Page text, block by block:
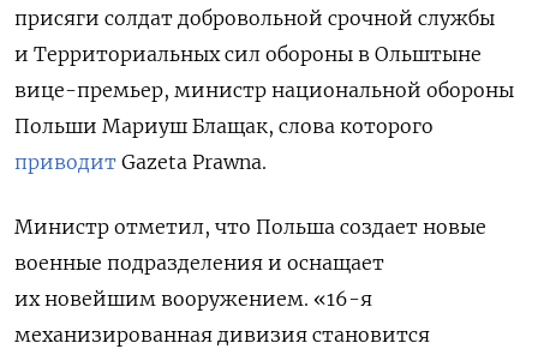
присяги солдат добровольной срочной службы
и Территориальных сил обороны в Ольштыне
вице-премьер, министр национальной обороны
Польши Мариуш Блащак, слова которого
приводит Gazeta Prawna.
Министр отметил, что Польша создает новые
военные подразделения и оснащает
их новейшим вооружением. «16-я
механизированная дивизия становится